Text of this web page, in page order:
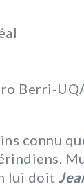
Berri-
connu
lui doit